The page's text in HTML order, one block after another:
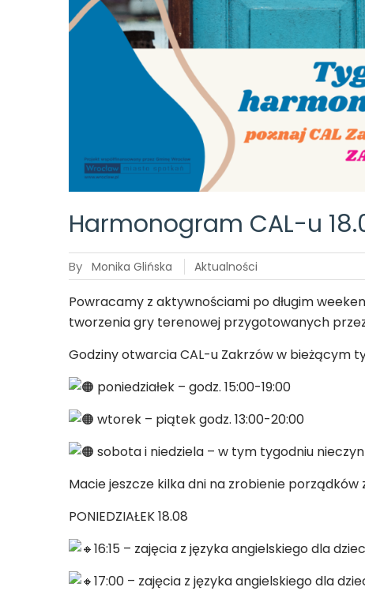
Harmonogram CAL-u
By Monika Glińska Aktualności
Powracamy z aktywnościami po długim
tworzenia gry terenowej przygotowanych
Godziny otwarcia CAL-u Zakrzów w bieżącym
poniedziałek – godz. 15:00-19:00
wtorek – piątek godz. 13:00-20:00
sobota i niedziela – w tym tygodniu
Macie jeszcze kilka dni na zrobienie porządków
PONIEDZIAŁEK 18.08
16:15 – zajęcia z języka angielskiego dla
17:00 – zajęcia z języka angielskiego dla